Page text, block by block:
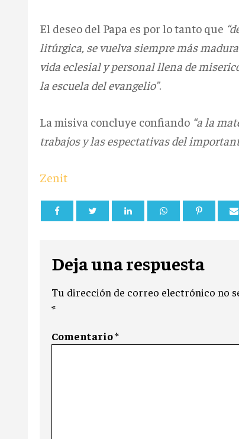
El deseo del Papa es por lo tanto que
litúrgica, se vuelva siempre más
vida eclesial y personal llena de
la escuela del evangelio”.
La misiva concluye confiando “a la
trabajos y las espectativas del
Zenit
Deja una respuesta
Tu dirección de correo electrónico no
*
Comentario*